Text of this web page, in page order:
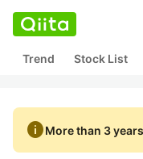
Trend Stock List
infoMore than 3